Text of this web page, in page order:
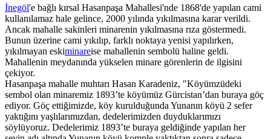
İnegöl'e bağlı kırsal Hasanpaşa Mahallesi'nde 1868'de yapılan cami
kullanılamaz hale gelince, 2000 yılında yıkılmasına karar verildi.
Ancak mahalle sakinleri minarenin yıkılmasına rıza göstermedi.
Bunun üzerine cami yıkılıp, farklı noktaya yenisi yapılırken,
yıkılmayan eskiminareise mahallenin sembolü haline geldi.
Mahallenin meydanında yükselen minare görenlerin de ilgisini
çekiyor.
Hasanpaşa mahalle muhtarı Hasan Karadeniz, "Köyümzüdeki
sembol olan minaremiz 1893’te köyümüz Gürcistan’dan buraya göç
ediyor. Göç ettiğimizde, köy kurulduğunda Yunanın köyü 2 sefer
yaktığını yaşlılarımızdan, dedelerimizden duyduklarımızı
söylüyoruz. Dedelerimiz 1893’te buraya geldiğinde yapılan her